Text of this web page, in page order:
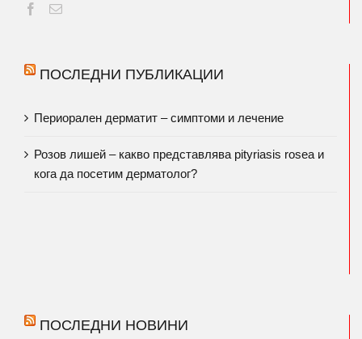
ПОСЛЕДНИ ПУБЛИКАЦИИ
Периорален дерматит – симптоми и лечение
Розов лишей – какво представлява pityriasis rosea и
кога да посетим дерматолог?
ПОСЛЕДНИ НОВИНИ